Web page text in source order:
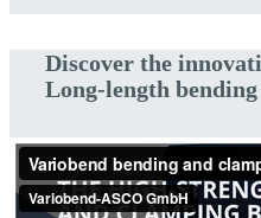
Discover the
Long-length